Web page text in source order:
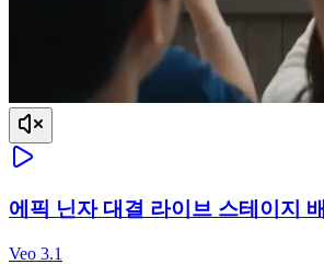
에픽 닌자 대결 라이브 스테이지
Veo 3.1